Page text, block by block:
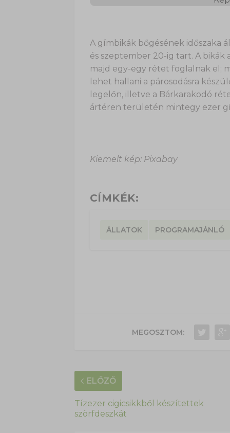
A gímbikák bőgésének időszaka
és szeptember 20-ig tart. A
majd egy-egy rétet foglalnak el;
lehet hallani a párosodásra
legelőn, illetve a Bárkarakodó
ártéren területén mintegy ezer
Kiemelt kép: Pixabay
CÍMKÉK:
ÁLLATOK PROGRAMAJÁNLÓ
MEGOSZTOM:
ELŐZŐ
Tízezer cigicsikkből készítettek
szörfdeszkát